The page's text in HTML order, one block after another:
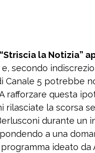
la Notizia”
e, secondo
Canale 5 potrebbe
rafforzare questa
rilasciate la scorsa
durante un
a una
ideato da